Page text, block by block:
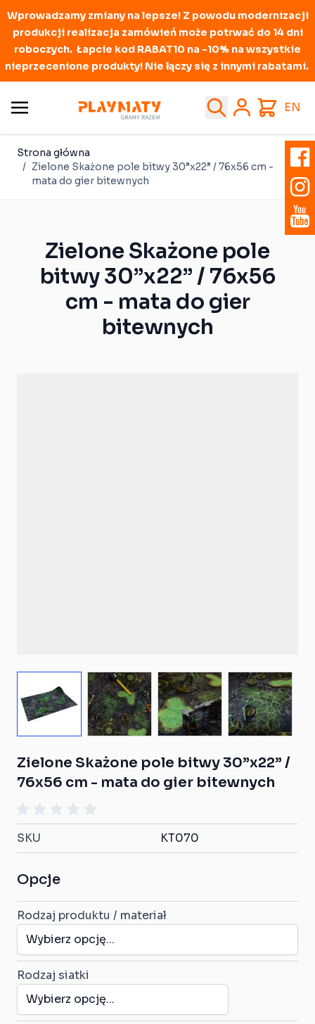
Wprowadzamy zmiany na lepsze! Z powodu modernizacji
produkcji realizacja zamówień może potrwać do 14 dni
roboczych. Łapcie kod RABAT10 na -10% na wszystkie
nieprzecenione produkty! Nie łączy się z innymi rabatami.
Search
Cart EN
Strona główna
/ Zielone Skażone pole bitwy 30”x22” / 76x56 cm -
mata do gier bitewnych
Zielone Skażone pole
bitwy 30”x22” / 76x56
cm - mata do gier
bitewnych
View larger imageView larger imageView larger image
View
Zielone Skażone pole bitwy 30”x22” /
76x56 cm - mata do gier bitewnych
SKU KT070
Opcje
Rodzaj produktu / materiał
Rodzaj siatki